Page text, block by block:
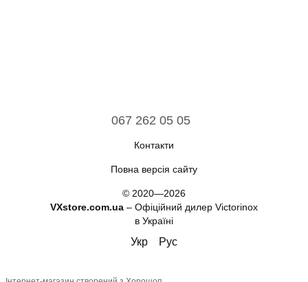
067 262 05 05
Контакти
Повна версія сайту
© 2020—2026
VXstore.com.ua – Офіційний дилер Victorinox
в Україні
Укр Рус